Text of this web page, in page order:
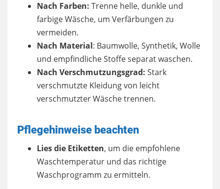
Nach Farben: Trenne helle, dunkle und
farbige Wäsche, um Verfärbungen zu
vermeiden.
Nach Material: Baumwolle, Synthetik, Wolle
und empfindliche Stoffe separat waschen.
Nach Verschmutzungsgrad: Stark
verschmutzte Kleidung von leicht
verschmutzter Wäsche trennen.
Pflegehinweise beachten
Lies die Etiketten, um die empfohlene
Waschtemperatur und das richtige
Waschprogramm zu ermitteln.